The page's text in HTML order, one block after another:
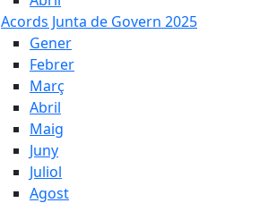
Acords Junta de Govern 2025
Gener
Febrer
Març
Abril
Maig
Juny
Juliol
Agost